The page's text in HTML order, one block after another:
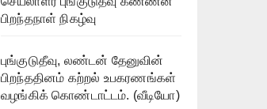
பிறந்தநாள் நிகழ்வு
புங்குடுதீவு, லண்டன் தேனுவின்
பிறந்ததினம் கற்றல் உபகரணங்கள்
வழங்கிக் கொண்டாட்டம். (வீடியோ)